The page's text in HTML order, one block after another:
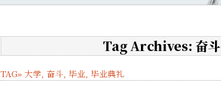
Tag Archives: 奋斗
TAG» 大学, 奋斗, 毕业, 毕业典礼